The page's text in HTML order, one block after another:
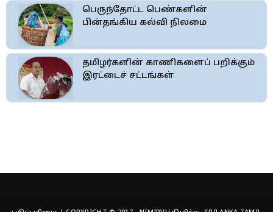
பெருந்தோட்ட பெண்களின்
பின்தங்கிய கல்வி நிலமை
தமிழர்களின் காணிகளைப் பறிக்கும்
இரட்டைச் சட்டங்கள்